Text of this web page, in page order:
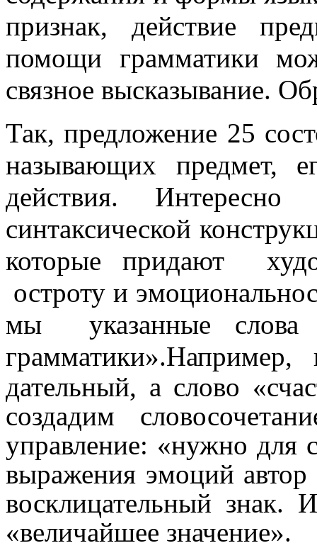
признак, действие
помощи грамматики
связное высказывание.
Так, предложение 25
называющих предмет,
действия.
синтаксической
которые придают
остроту и
мы указанные слова
грамматики».Например,
дательный, а слово
создадим
управление: «нужно для
выражения эмоций автор
восклицательный знак.
«величайшее значение».